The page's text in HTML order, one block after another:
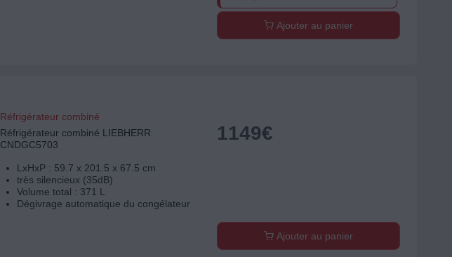
Ajouter au panier
Réfrigérateur combiné
Réfrigérateur combiné LIEBHERR
CNDGC5703
LxHxP : 59.7 x 201.5 x 67.5 cm
très silencieux (35dB)
Volume total : 371 L
Dégivrage automatique du congélateur
1149€
Ajouter au panier